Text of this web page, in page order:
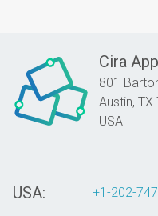
Cira
801
Austin, TX
USA
USA: +1-202-